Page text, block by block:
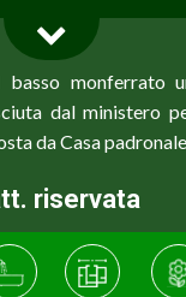
monferrato
dal ministero
da Casa
riservata